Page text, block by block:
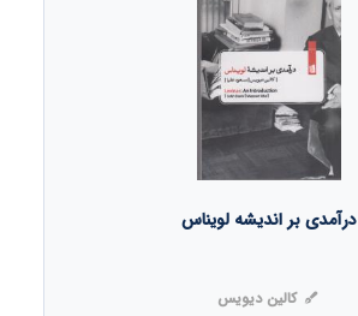
درآمدی بر اندیشه لویناس
کالین دیویس